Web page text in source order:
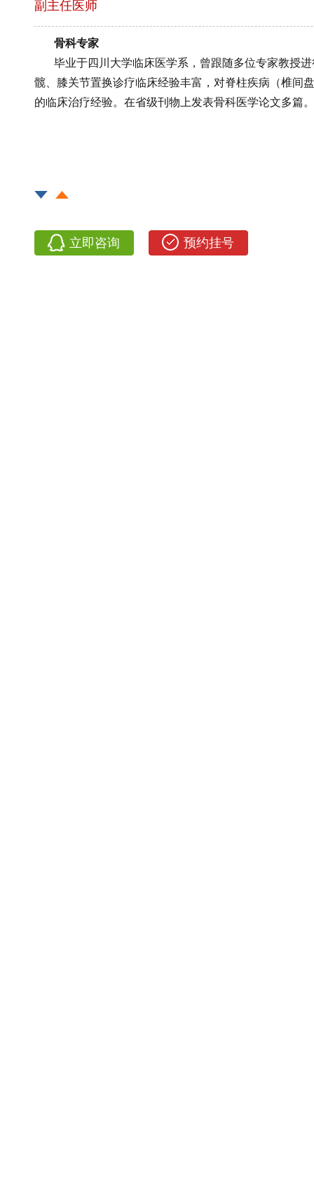
副主任医师
骨科专家
毕业于四川大学临床医学系，曾跟随多位专家教授
髋、膝关节置换诊疗临床经验丰富，对脊柱疾病（椎间
的临床治疗经验。在省级刊物上发表骨科医学论文多篇。
立即咨询 预约挂号